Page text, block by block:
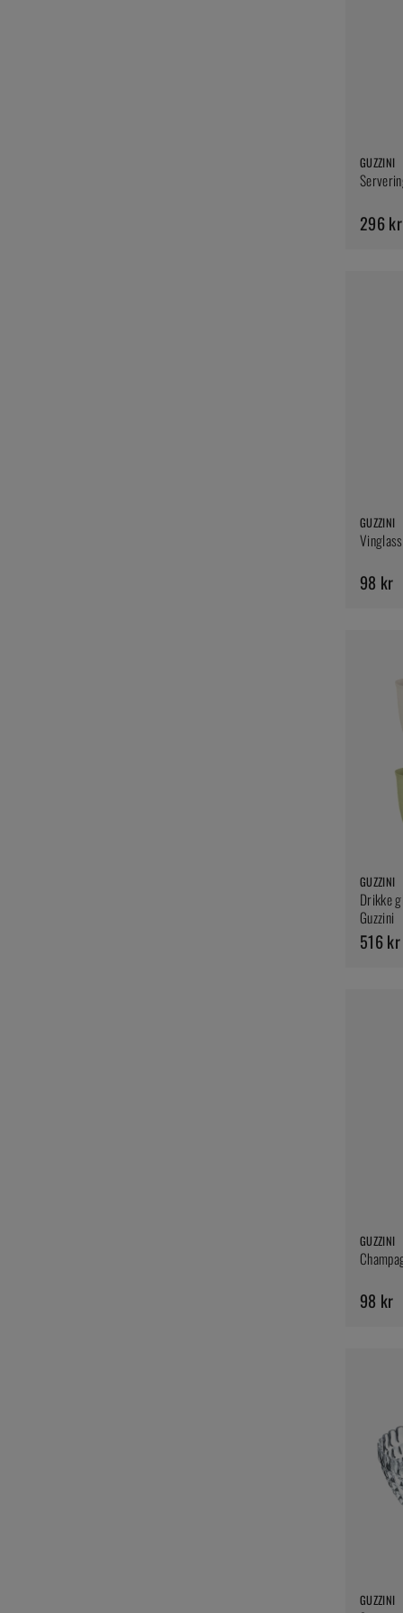
GUZZINI
296 kr
GUZZINI
98 kr
GUZZINI
Drikke
Guzzini
516 kr
GUZZINI
98 kr
GUZZINI